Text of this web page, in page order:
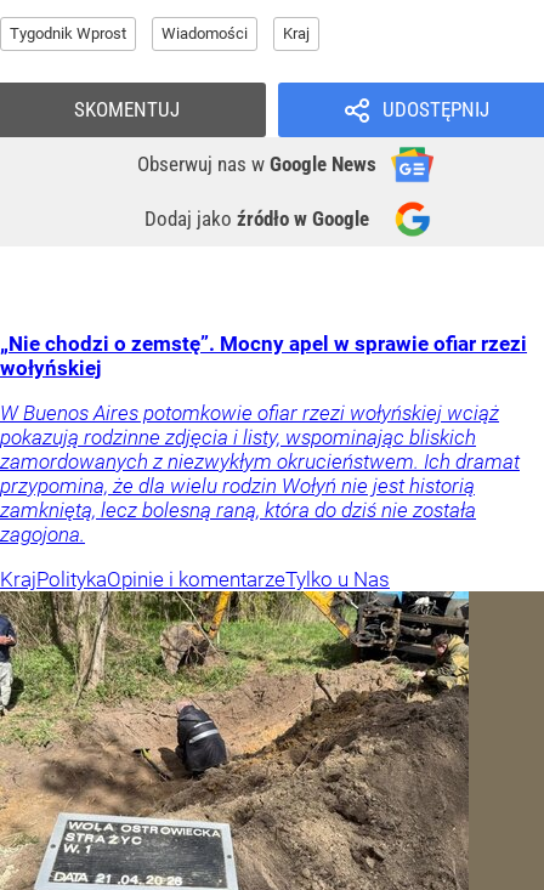
Tygodnik Wprost Wiadomości Kraj
UDOSTĘPNIJ
Obserwuj nas w Google News
Dodaj jako źródło w Google
SKOMENTUJ
„Nie chodzi o zemstę”. Mocny apel w sprawie ofiar rzezi
wołyńskiej
W Buenos Aires potomkowie ofiar rzezi wołyńskiej wciąż
pokazują rodzinne zdjęcia i listy, wspominając bliskich
zamordowanych z niezwykłym okrucieństwem. Ich dramat
przypomina, że dla wielu rodzin Wołyń nie jest historią
zamkniętą, lecz bolesną raną, która do dziś nie została
zagojona.
KrajPolitykaOpinie i komentarzeTylko u Nas